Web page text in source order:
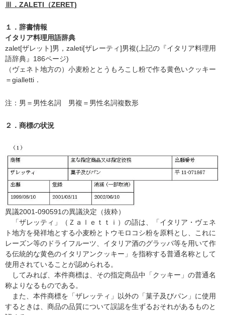
Ⅲ．ZALETI（ZERET)
１．辞書情報
イタリア料理用語辞典
zalet[ザレット]男，zaleti[ザレーティ]男複(上記の『イタリア料理用
語辞典』186ページ)
（ヴェネト地方の）小麦粉ととうもろこし粉で作る黄色いクッキー
＝gialletti．
注：男＝男性名詞 男複＝男性名詞複数形
２．商標の状況
異議2001-090591の異議決定（抜粋）
「ザレッティ」（Ｚａｌｅｔｔｉ）の語は、「イタリア・ヴェネ
ト地方を発祥地とする小麦粉とトウモロコシ粉を原料とし、これに
レーズン等のドライフルーツ、イタリア酒のグラッパ等を用いて作
る伝統的な黄色のイタリアンクッキー」を指称する普通名称として
使用されていることが認められる。
してみれば、本件商標は、その指定商品中「クッキー」の普通名
称よりなるものである。
また、本件商標を「ザレッティ」以外の「菓子及びパン」に使用
するときは、商品の品質について誤認を生ずるおそれがあるものと